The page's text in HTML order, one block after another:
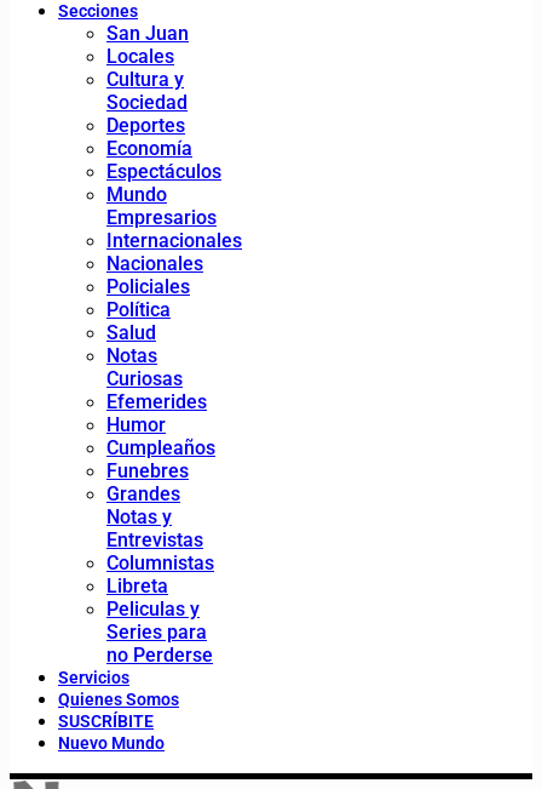
Secciones
San Juan
Locales
Cultura y
Sociedad
Deportes
Economía
Espectáculos
Mundo
Empresarios
Internacionales
Nacionales
Policiales
Política
Salud
Notas
Curiosas
Efemerides
Humor
Cumpleaños
Funebres
Grandes
Notas y
Entrevistas
Columnistas
Libreta
Peliculas y
Series para
no Perderse
Servicios
Quienes Somos
SUSCRÍBITE
Nuevo Mundo